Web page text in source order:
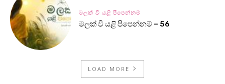
මලක් වී යළි පිපෙන්නම්
මලක් වී යළි පිපෙන්නම් – 56
LOAD MORE